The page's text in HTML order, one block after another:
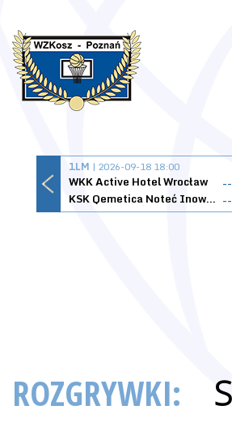
1LM | 2026-09-18 18:00
WKK Active Hotel Wrocław
KSK Qemetica Noteć Inowrocław
ROZGRYWKI: